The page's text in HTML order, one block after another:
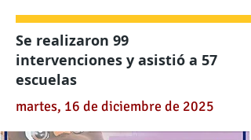
Se realizaron 99
intervenciones y asistió a 57
escuelas
martes, 16 de diciembre de 2025